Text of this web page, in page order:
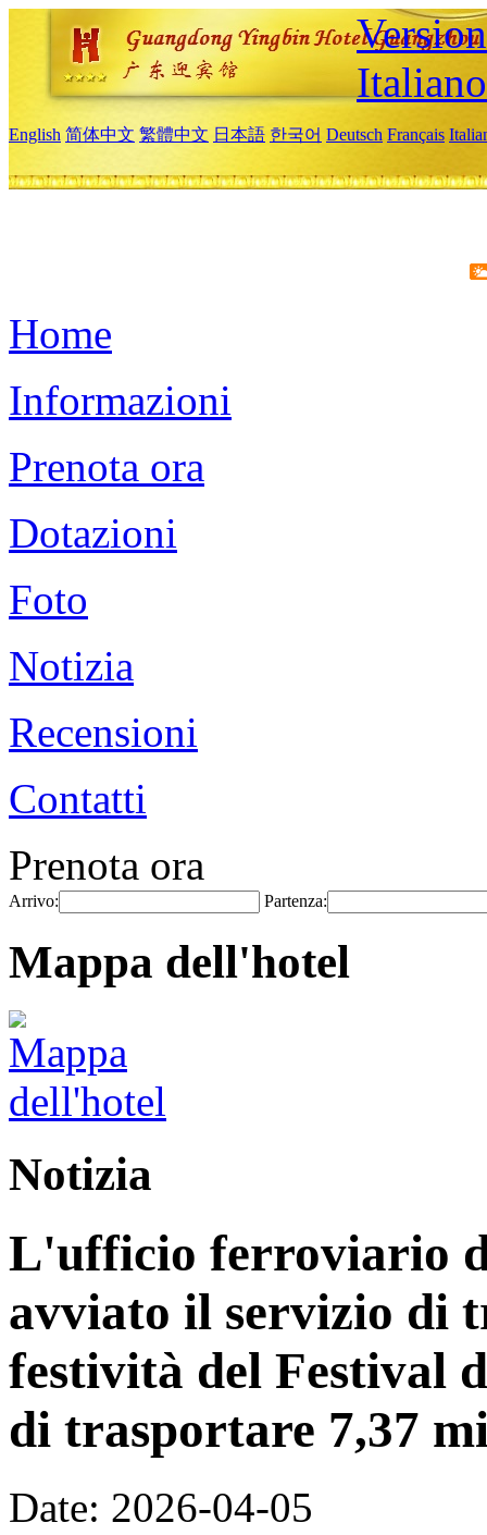
Italiano
English 简体中文 繁體中文 日本語 한국어 Deutsch Français
Home
Informazioni
Prenota ora
Dotazioni
Foto
Notizia
Recensioni
Contatti
Prenota ora
Arrivo: Partenza:
Mappa dell'hotel
Notizia
L'ufficio ferroviario
avviato il servizio di
festività del Festival
di trasportare 7,37
Date: 2026-04-05